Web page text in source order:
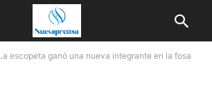
escopeta ganó una nueva integrante en la fosa